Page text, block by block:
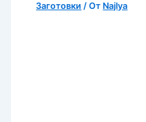
Заготовки / От Najlya